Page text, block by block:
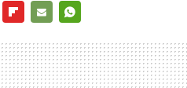
MAIL